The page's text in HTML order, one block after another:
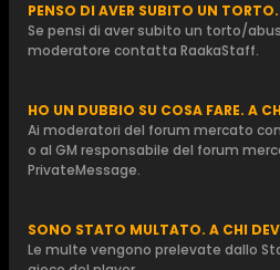
PENSO DI AVER SUBITO UN
Se pensi di aver subito un torto/
moderatore contatta RaakaStaff.
HO UN DUBBIO SU COSA FARE. A
Ai moderatori del forum mercato
o al GM responsabile del forum
PrivateMessage.
SONO STATO MULTATO. A CHI
Le multe vengono prelevate dallo